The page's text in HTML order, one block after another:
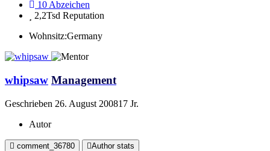
10 Abzeichen
2,2Tsd Reputation
Wohnsitz:Germany
whipsaw Management
Geschrieben 26. August 200817 Jr.
Autor
comment_36780 Author stats